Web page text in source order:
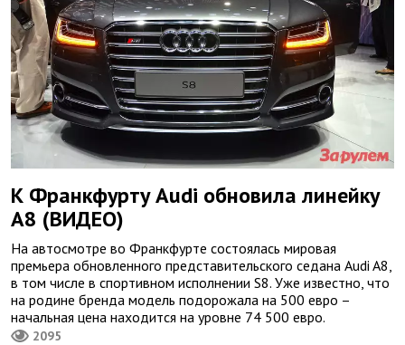
К Франкфурту Audi обновила линейку
A8 (ВИДЕО)
На автосмотре во Франкфурте состоялась мировая
премьера обновленного представительского седана Audi A8,
в том числе в спортивном исполнении S8. Уже известно, что
на родине бренда модель подорожала на 500 евро –
начальная цена находится на уровне 74 500 евро.
2095